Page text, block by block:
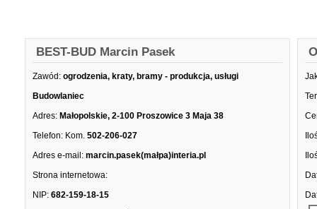
BEST-BUD Marcin Pasek
Zawód: ogrodzenia, kraty, bramy - produkcja, usługi
Budowlaniec
Adres: Małopolskie, 2-100 Proszowice 3 Maja 38
Telefon: Kom. 502-206-027
Adres e-mail: marcin.pasek(małpa)interia.pl
Strona internetowa:
NIP: 682-159-18-15